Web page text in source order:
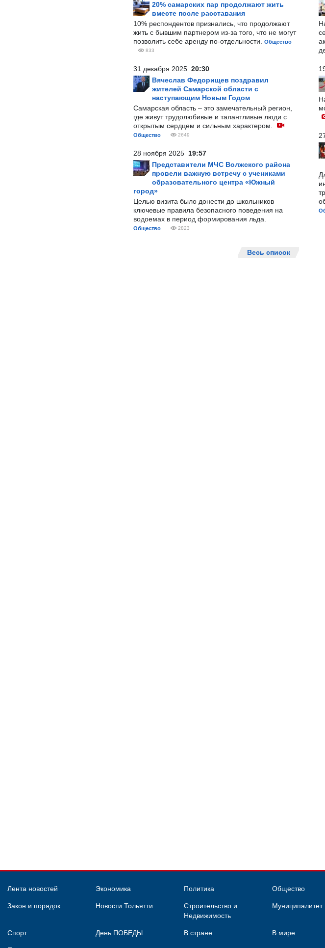
20% самарских пар продолжают жить
вместе после расставания
10% респондентов признались, что продолжают
жить с бывшим партнером из-за того, что не могут
позволить себе аренду по-отдельности.
Общество
833
31 декабря 2025 20:30
Вячеслав Федорищев поздравил
жителей Самарской области с
наступающим Новым Годом
Самарская область – это замечательный регион,
где живут трудолюбивые и талантливые люди с
открытым сердцем и сильным характером.
Общество 2649
28 ноября 2025 19:57
Представители МЧС Волжского района
провели важную встречу с учениками
образовательного центра «Южный
город»
Целью визита было донести до школьников
ключевые правила безопасного поведения на
водоемах в период формирования льда.
Общество 2823
Весь список
Лента новостей Экономика Политика Общество
Закон и порядок Новости Тольятти
Строительство и
Недвижимость
Муниципалитет
Спорт День ПОБЕДЫ В стране В мире